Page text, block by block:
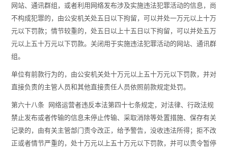
网站、通讯群组，或者利用网络发布涉及实施违法犯罪活动的信息，尚
不构成犯罪的，由公安机关处五日以下拘留，可以并处一万元以上十万
元以下罚款；情节较重的，处五日以上十五日以下拘留，可以并处五万
元以上五十万元以下罚款。关闭用于实施违法犯罪活动的网站、通讯群
组。
单位有前款行为的，由公安机关处十万元以上五十万元以下罚款，并对
直接负责的主管人员和其他直接责任人员依照前款规定处罚。
第六十八条 网络运营者违反本法第四十七条规定，对法律、行政法规
禁止发布或者传输的信息未停止传输、采取消除等处置措施、保存有关
记录的，由有关主管部门责令改正，给予警告，没收违法所得；拒不改
正或者情节严重的，处十万元以上五十万元以下罚款，并可以责令暂停